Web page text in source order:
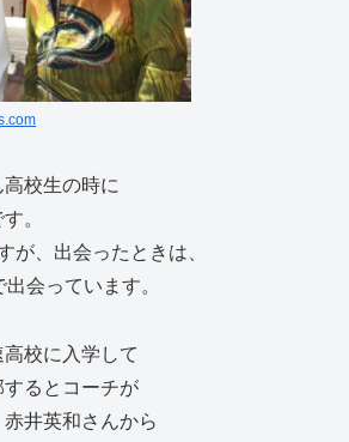
校生の時に
。
が、出会ったときは、
会っています。
高校に入学して
るとコーチが
井英和さんから